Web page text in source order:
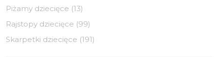
Piżamy dziecięce (13)
Rajstopy dziecięce (99)
Skarpetki dziecięce (191)